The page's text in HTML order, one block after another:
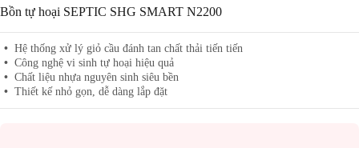
Bồn tự hoại SEPTIC SHG SMART N2200
Hệ thống xử lý giỏ cầu đánh tan chất thải tiến tiến
Công nghệ vi sinh tự hoại hiệu quả
Chất liệu nhựa nguyên sinh siêu bền
Thiết kế nhỏ gọn, dễ dàng lắp đặt